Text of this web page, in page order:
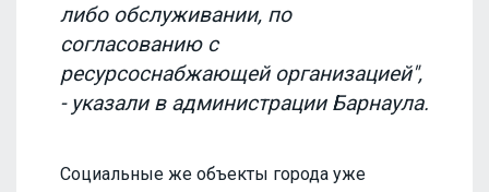
либо обслуживании, по
согласованию с
ресурсоснабжающей организацией",
- указали в администрации Барнаула.
Социальные же объекты города уже